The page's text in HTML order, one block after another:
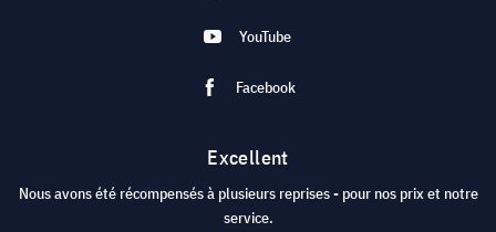
YouTube
Facebook
Excellent
Nous avons été récompensés à plusieurs reprises - pour nos prix et notre
service.